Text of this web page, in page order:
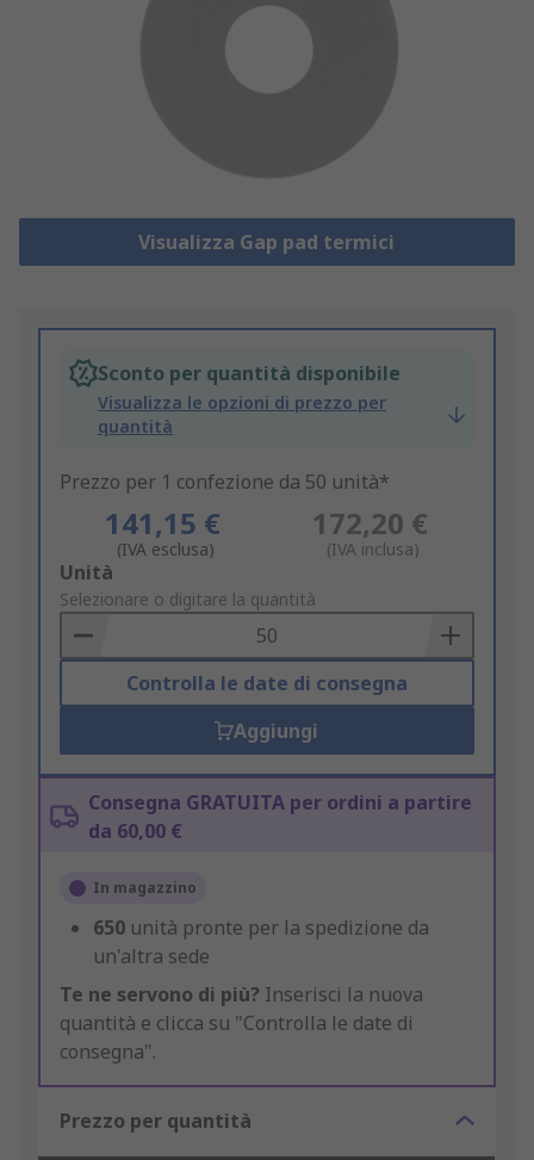
Visualizza Gap pad termici
Sconto per quantità disponibile
Visualizza le opzioni di prezzo per
quantità
Prezzo per 1 confezione da 50 unità*
141,15 €
(IVA esclusa)
172,20 €
(IVA inclusa)
Add
to
Basket
Unità
Selezionare o digitare la quantità
Controlla le date di consegna
Aggiungi
Consegna GRATUITA per ordini a partire
da 60,00 €
In magazzino
650 unità pronte per la spedizione da
un'altra sede
Te ne servono di più? Inserisci la nuova
quantità e clicca su "Controlla le date di
consegna".
Prezzo per quantità